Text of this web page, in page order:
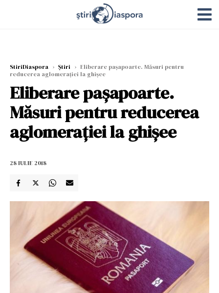
StiriDiaspora › Știri › Eliberare paşapoarte. Măsuri pentru
reducerea aglomeraţiei la ghişee
Eliberare paşapoarte.
Măsuri pentru reducerea
aglomeraţiei la ghişee
28 IULIE 2018